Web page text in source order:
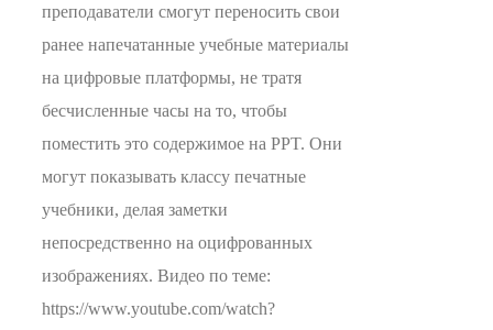
преподаватели смогут переносить свои
ранее напечатанные учебные материалы
на цифровые платформы, не тратя
бесчисленные часы на то, чтобы
поместить это содержимое на PPT. Они
могут показывать классу печатные
учебники, делая заметки
непосредственно на оцифрованных
изображениях. Видео по теме:
https://www.youtube.com/watch?